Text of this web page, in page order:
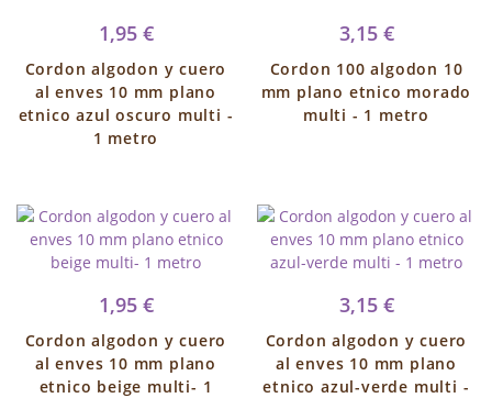
1,95 €
Cordon algodon y cuero
al enves 10 mm plano
etnico azul oscuro multi -
1 metro
3,15 €
Cordon 100 algodon 10
mm plano etnico morado
multi - 1 metro
1,95 €
Cordon algodon y cuero
al enves 10 mm plano
etnico beige multi- 1
3,15 €
Cordon algodon y cuero
al enves 10 mm plano
etnico azul-verde multi -